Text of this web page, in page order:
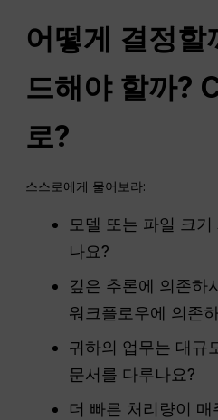
어떻게 결정할
드해야 할까?
로?
스스로에게 물어보라:
모델 또는 파일 크
나요?
깊은 추론에 의존하
워크플로우에 의존
귀하의 업무는 대규
문서를 다루나요?
더 빠른 처리량이